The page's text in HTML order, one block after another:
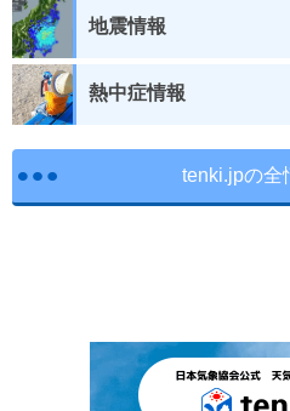
地震情報
熱中症情報
tenki.jpの全